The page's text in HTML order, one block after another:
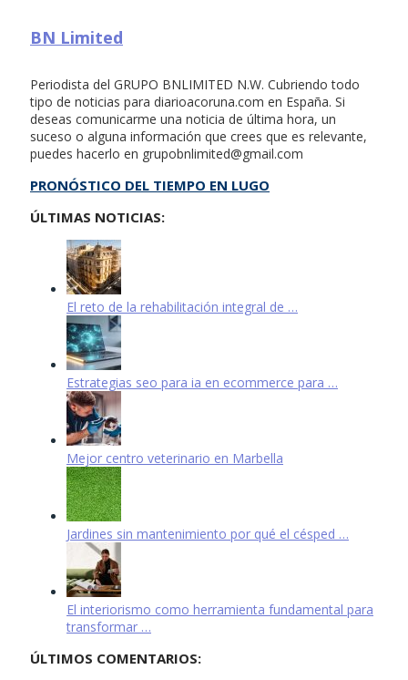
BN Limited
Periodista del GRUPO BNLIMITED N.W. Cubriendo todo
tipo de noticias para diarioacoruna.com en España. Si
deseas comunicarme una noticia de última hora, un
suceso o alguna información que crees que es relevante,
puedes hacerlo en grupobnlimited@gmail.com
PRONÓSTICO DEL TIEMPO EN LUGO
ÚLTIMAS NOTICIAS:
El reto de la rehabilitación integral de …
Estrategias seo para ia en ecommerce para …
Mejor centro veterinario en Marbella
Jardines sin mantenimiento por qué el césped …
El interiorismo como herramienta fundamental para
transformar …
ÚLTIMOS COMENTARIOS: